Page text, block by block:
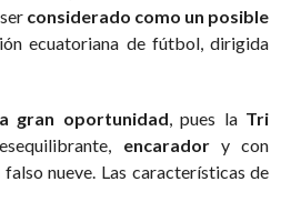
considerado como un posible
ecuatoriana de fútbol, dirigida
gran oportunidad, pues la Tri
encaradory con
nueve. Las características de